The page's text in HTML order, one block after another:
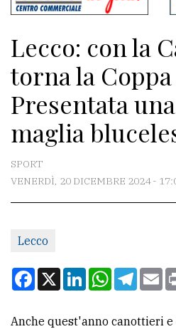
Meteo
CONTATTI
La
Scrivici
tua
pubblicità
CERCA
Lecco: con la
torna la
Presentata
maglia
SPORT
VENERDÌ, 20 DICEMBRE 2024 -
Lecco
Facebook
X LinkedInWhatsApp
Anche quest'anno canottieri